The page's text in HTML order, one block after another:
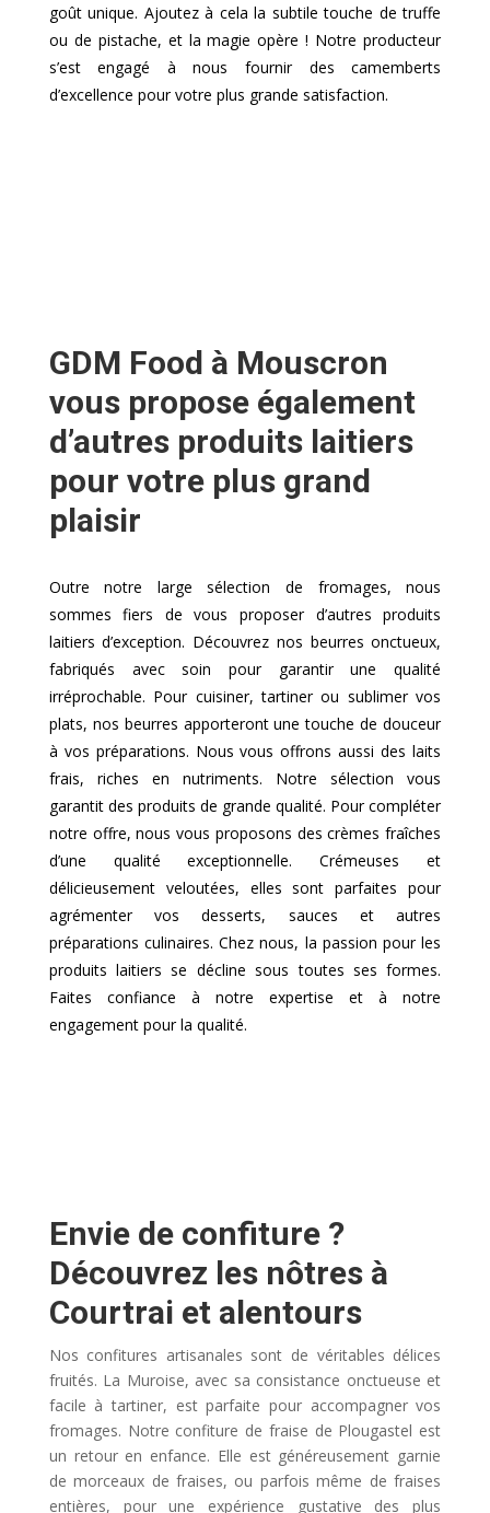
goût unique. Ajoutez à cela la subtile touche de truffe
ou de pistache, et la magie opère ! Notre producteur
s’est engagé à nous fournir des camemberts
d’excellence pour votre plus grande satisfaction.
GDM Food à Mouscron
vous propose également
d’autres produits laitiers
pour votre plus grand
plaisir
Outre notre large sélection de fromages, nous
sommes fiers de vous proposer d’autres produits
laitiers d’exception. Découvrez nos beurres onctueux,
fabriqués avec soin pour garantir une qualité
irréprochable. Pour cuisiner, tartiner ou sublimer vos
plats, nos beurres apporteront une touche de douceur
à vos préparations. Nous vous offrons aussi des laits
frais, riches en nutriments. Notre sélection vous
garantit des produits de grande qualité. Pour compléter
notre offre, nous vous proposons des crèmes fraîches
d’une qualité exceptionnelle. Crémeuses et
délicieusement veloutées, elles sont parfaites pour
agrémenter vos desserts, sauces et autres
préparations culinaires. Chez nous, la passion pour les
produits laitiers se décline sous toutes ses formes.
Faites confiance à notre expertise et à notre
engagement pour la qualité.
Envie de confiture ?
Découvrez les nôtres à
Courtrai et alentours
Nos confitures artisanales sont de véritables délices
fruités. La Muroise, avec sa consistance onctueuse et
facile à tartiner, est parfaite pour accompagner vos
fromages. Notre confiture de fraise de Plougastel est
un retour en enfance. Elle est généreusement garnie
de morceaux de fraises, ou parfois même de fraises
entières, pour une expérience gustative des plus